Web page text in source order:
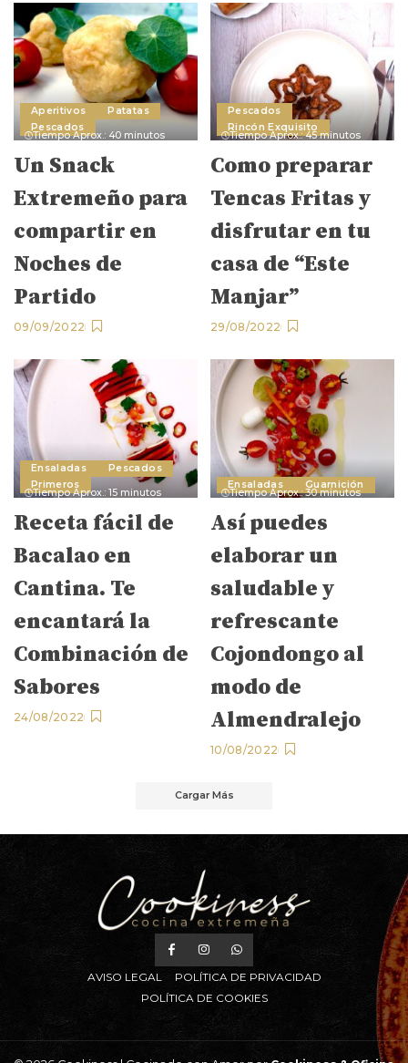
Aperitivos
Patatas
Pescados
Tiempo Aprox.: 40 minutos
Un Snack
Extremeño para
compartir en
Noches de
Partido
09/09/2022
Pescados
Rincón Exquisito
Tiempo Aprox.: 45 minutos
Como preparar
Tencas Fritas y
disfrutar en tu
casa de “Este
Manjar”
29/08/2022
Ensaladas
Pescados
Primeros
Tiempo Aprox.: 15 minutos
Receta fácil de
Bacalao en
Cantina. Te
encantará la
Combinación de
Sabores
24/08/2022
Ensaladas Guarnición
Tiempo Aprox.: 30 minutos
Así puedes
elaborar un
saludable y
refrescante
Cojondongo al
modo de
Almendralejo
10/08/2022
Cargar Más
AVISO LEGAL
POLÍTICA DE PRIVACIDAD
POLÍTICA DE COOKIES